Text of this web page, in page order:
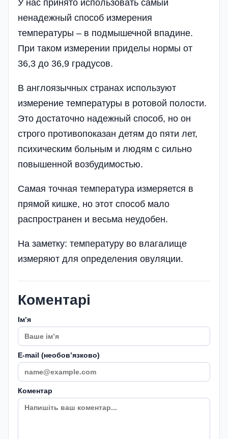
У нас принято использовать самый
ненадежный способ измерения
температуры – в подмышечной впадине.
При таком измерении приделы нормы от
36,3 до 36,9 градусов.
В англоязычных странах используют
измерение температуры в ротовой полости.
Это достаточно надежный способ, но он
строго противопоказан детям до пяти лет,
психическим больным и людям с сильно
повышенной возбудимостью.
Самая точная температура измеряется в
прямой кишке, но этот способ мало
распространен и весьма неудобен.
На заметку: температуру во влагалище
измеряют для определения овуляции.
Коментарі
Імʼя
E-mail (необовʼязково)
Коментар